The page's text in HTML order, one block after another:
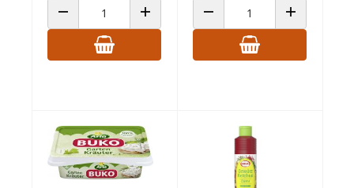
ANZAHL VERRINGERNANZAHL ERHÖHENANZAHL VERRINGERNANZAHL